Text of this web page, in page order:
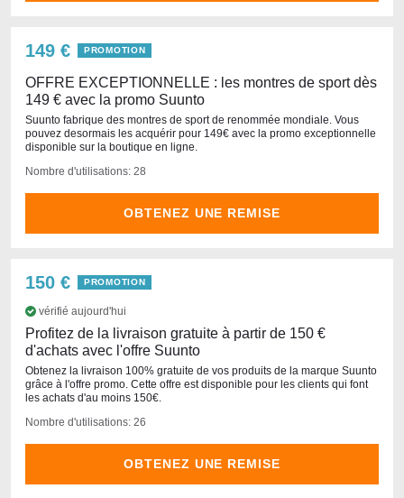
149 € PROMOTION
OFFRE EXCEPTIONNELLE : les montres de sport dès
149 € avec la promo Suunto
Suunto fabrique des montres de sport de renommée mondiale. Vous
pouvez desormais les acquérir pour 149€ avec la promo exceptionnelle
disponible sur la boutique en ligne.
Nombre d'utilisations: 28
OBTENEZ UNE REMISE
150 € PROMOTION
vérifié aujourd'hui
Profitez de la livraison gratuite à partir de 150 €
d'achats avec l'offre Suunto
Obtenez la livraison 100% gratuite de vos produits de la marque Suunto
grâce à l'offre promo. Cette offre est disponible pour les clients qui font
les achats d'au moins 150€.
Nombre d'utilisations: 26
OBTENEZ UNE REMISE